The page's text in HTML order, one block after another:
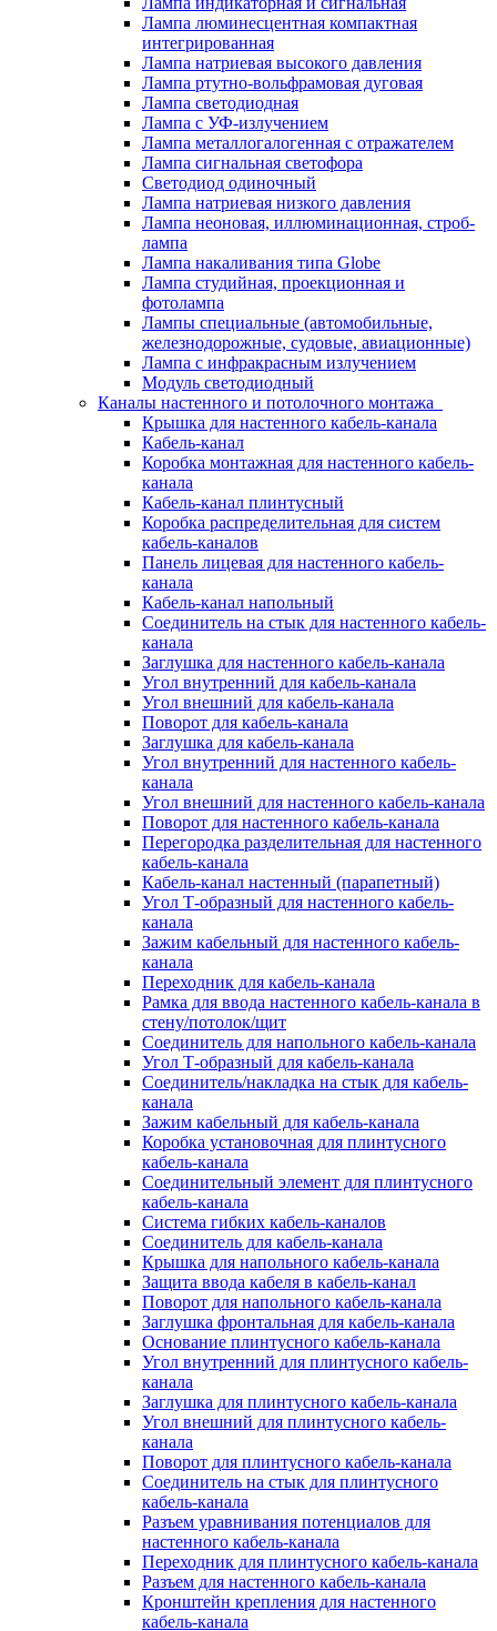
Лампа люминесцентная компактная
интегрированная
Лампа натриевая высокого давления
Лампа ртутно-вольфрамовая дуговая
Лампа светодиодная
Лампа с УФ-излучением
Лампа металлогалогенная с отражателем
Лампа сигнальная светофора
Светодиод одиночный
Лампа натриевая низкого давления
Лампа неоновая, иллюминационная, строб-
лампа
Лампа накаливания типа Globe
Лампа студийная, проекционная и
фотолампа
Лампы специальные (автомобильные,
железнодорожные, судовые, авиационные)
Лампа с инфракрасным излучением
Модуль светодиодный
Каналы настенного и потолочного монтажа
Крышка для настенного кабель-канала
Кабель-канал
Коробка монтажная для настенного кабель-
канала
Кабель-канал плинтусный
Коробка распределительная для систем
кабель-каналов
Панель лицевая для настенного кабель-
канала
Кабель-канал напольный
Соединитель на стык для настенного кабель-
канала
Заглушка для настенного кабель-канала
Угол внутренний для кабель-канала
Угол внешний для кабель-канала
Поворот для кабель-канала
Заглушка для кабель-канала
Угол внутренний для настенного кабель-
канала
Угол внешний для настенного кабель-канала
Поворот для настенного кабель-канала
Перегородка разделительная для настенного
кабель-канала
Кабель-канал настенный (парапетный)
Угол Т-образный для настенного кабель-
канала
Зажим кабельный для настенного кабель-
канала
Переходник для кабель-канала
Рамка для ввода настенного кабель-канала в
стену/потолок/щит
Соединитель для напольного кабель-канала
Угол Т-образный для кабель-канала
Соединитель/накладка на стык для кабель-
канала
Зажим кабельный для кабель-канала
Коробка установочная для плинтусного
кабель-канала
Соединительный элемент для плинтусного
кабель-канала
Система гибких кабель-каналов
Соединитель для кабель-канала
Крышка для напольного кабель-канала
Защита ввода кабеля в кабель-канал
Поворот для напольного кабель-канала
Заглушка фронтальная для кабель-канала
Основание плинтусного кабель-канала
Угол внутренний для плинтусного кабель-
канала
Заглушка для плинтусного кабель-канала
Угол внешний для плинтусного кабель-
канала
Поворот для плинтусного кабель-канала
Соединитель на стык для плинтусного
кабель-канала
Разъем уравнивания потенциалов для
настенного кабель-канала
Переходник для плинтусного кабель-канала
Разъем для настенного кабель-канала
Кронштейн крепления для настенного
кабель-канала